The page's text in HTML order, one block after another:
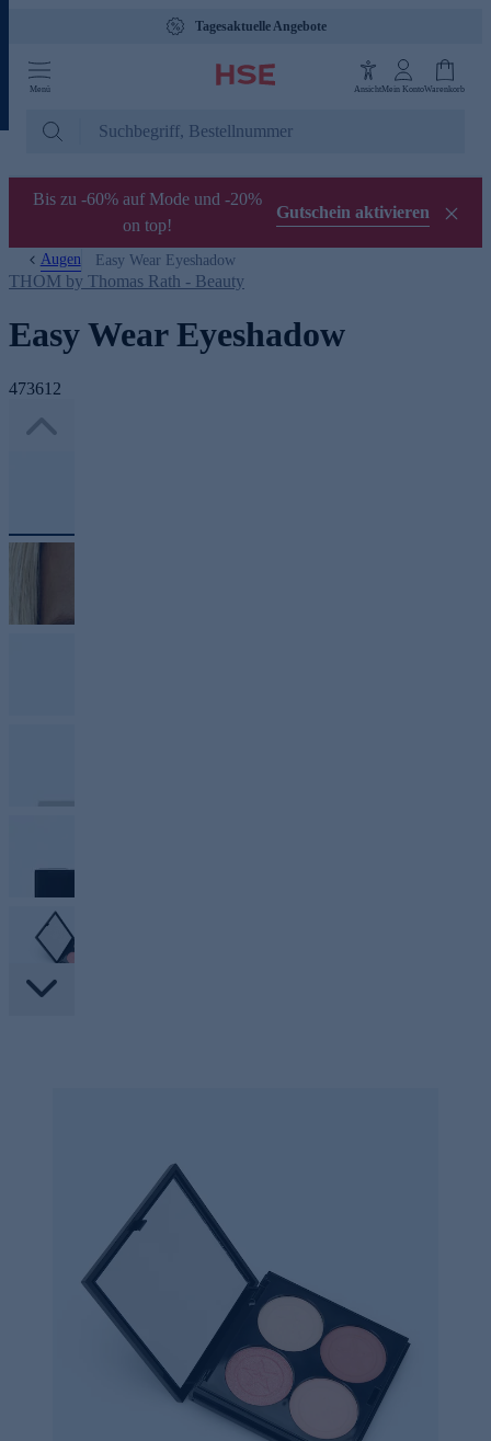
Tagesaktuelle Angebote
Menü AnsichtMein KontoWarenkorb
Bis zu -60% auf Mode und -20%
on top!
Gutschein aktivieren
Augen Easy Wear Eyeshadow
THOM by Thomas Rath - Beauty
Easy Wear Eyeshadow
473612